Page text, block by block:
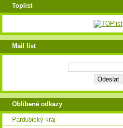
Toplist
Mail list
Oblíbené odkazy
Pardubický kraj